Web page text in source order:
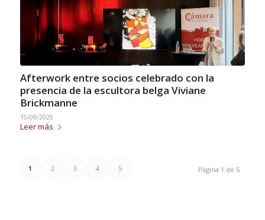
Afterwork entre socios celebrado con la
presencia de la escultora belga Viviane
Brickmanne
15/09/2025
Leer más
Página 1 de 5
1 2 3 4 5